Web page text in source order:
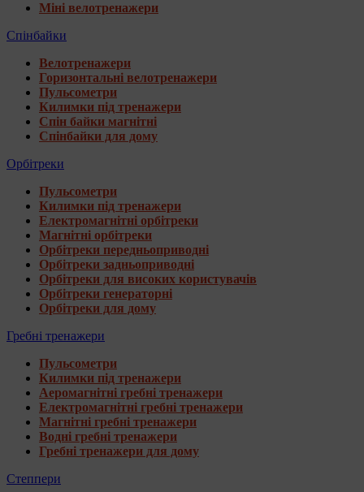
Міні велотренажери
Спінбайки
Велотренажери
Горизонтальні велотренажери
Пульсометри
Килимки під тренажери
Спін байки магнітні
Спінбайки для дому
Орбітреки
Пульсометри
Килимки під тренажери
Електромагнітні орбітреки
Магнітні орбітреки
Орбітреки передньоприводні
Орбітреки задньоприводні
Орбітреки для високих користувачів
Орбітреки генераторні
Орбітреки для дому
Гребні тренажери
Пульсометри
Килимки під тренажери
Аеромагнітні гребні тренажери
Електромагнітні гребні тренажери
Магнітні гребні тренажери
Водні гребні тренажери
Гребні тренажери для дому
Степпери